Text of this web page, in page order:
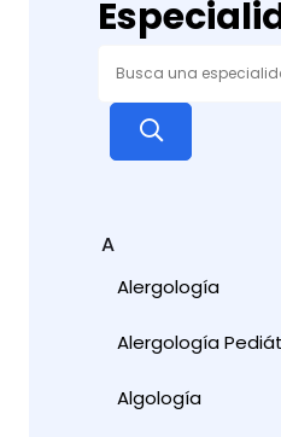
A
Alergología
Alergología
Algología